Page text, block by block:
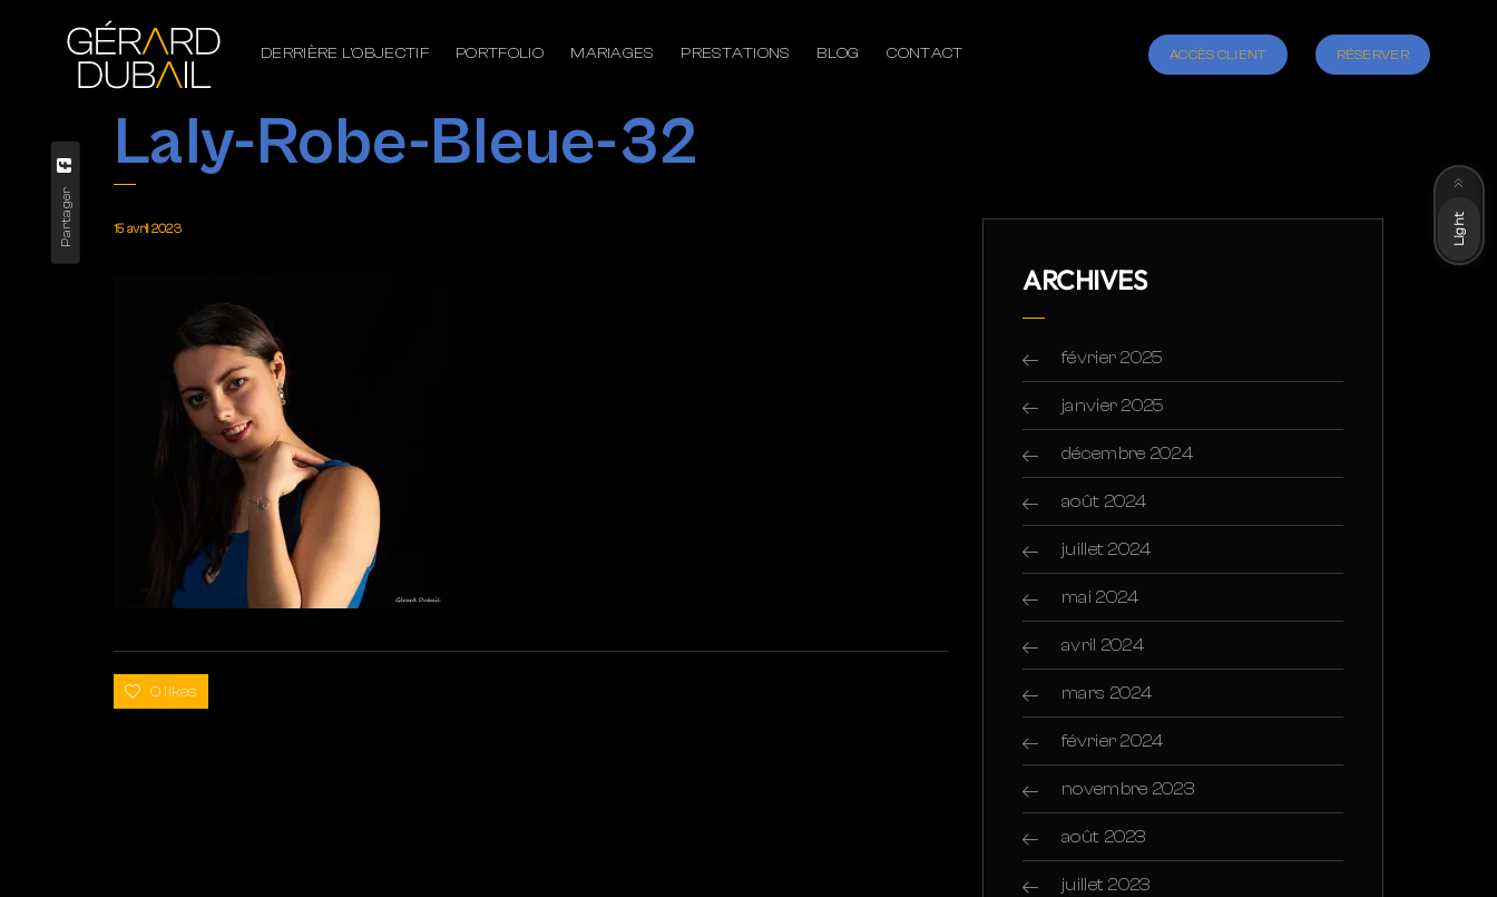
DERRIÈRE L’OBJECTIF PORTFOLIO MARIAGES PRESTATIONS BLOG CONTACT ACCÈS CLIENT RÉSERVER
Laly-Robe-Bleue-32
Partager 15 avril 2023
0 likes
ARCHIVES
février 2025
janvier 2025
décembre 2024
août 2024
juillet 2024
mai 2024
avril 2024
mars 2024
février 2024
novembre 2023
août 2023
juillet 2023
Light
Dark